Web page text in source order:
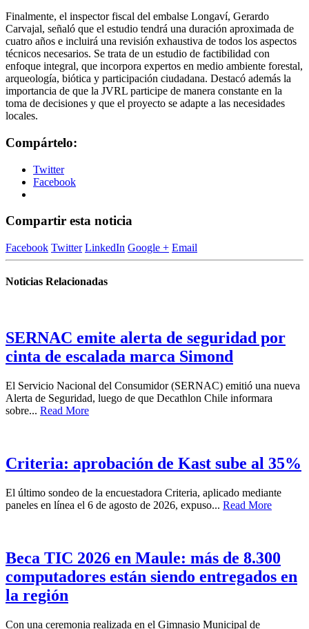
Finalmente, el inspector fiscal del embalse Longaví, Gerardo
Carvajal, señaló que el estudio tendrá una duración aproximada de
cuatro años e incluirá una revisión exhaustiva de todos los aspectos
técnicos necesarios. Se trata de un estudio de factibilidad con
enfoque integral, que incorpora expertos en medio ambiente forestal,
arqueología, biótica y participación ciudadana. Destacó además la
importancia de que la JVRL participe de manera constante en la
toma de decisiones y que el proyecto se adapte a las necesidades
locales.
Compártelo:
Twitter
Facebook
Compartir esta noticia
Facebook Twitter LinkedIn Google + Email
Noticias Relacionadas
SERNAC emite alerta de seguridad por
cinta de escalada marca Simond
El Servicio Nacional del Consumidor (SERNAC) emitió una nueva
Alerta de Seguridad, luego de que Decathlon Chile informara
sobre... Read More
Criteria: aprobación de Kast sube al 35%
El último sondeo de la encuestadora Criteria, aplicado mediante
paneles en línea el 6 de agosto de 2026, expuso... Read More
Beca TIC 2026 en Maule: más de 8.300
computadores están siendo entregados en
la región
Con una ceremonia realizada en el Gimnasio Municipal de